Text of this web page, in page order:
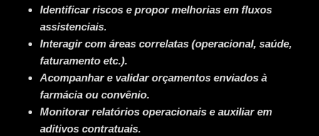
Identificar riscos e propor melhorias em fluxos
assistenciais.
Interagir com áreas correlatas (operacional, saúde,
faturamento etc.).
Acompanhar e validar orçamentos enviados à
farmácia ou convênio.
Monitorar relatórios operacionais e auxiliar em
aditivos contratuais.